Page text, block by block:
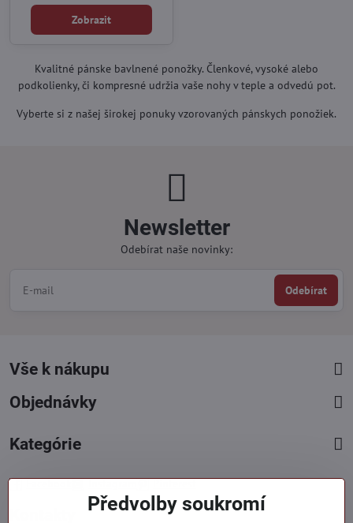
Zobrazit
Kvalitné pánske bavlnené ponožky. Členkové, vysoké alebo
podkolienky, či kompresné udržia vaše nohy v teple a odvedú pot.
Vyberte si z našej širokej ponuky vzorovaných pánskych ponožiek.
Newsletter
Odebírat naše novinky:
Odebírat
Vše k nákupu
Objednávky
Kategórie
Facebook Instagram Pinterest
Předvolby soukromí